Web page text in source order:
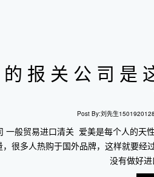
报关公司是
Post By:刘先生
一般贸易进口清关 爱美是每个人的天
很多人热购于国外品牌，这样就要经
没有做好